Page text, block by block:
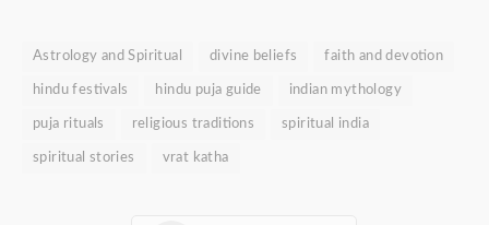
Astrology and Spiritual divine beliefs faith and devotion
hindu festivals hindu puja guide indian mythology
puja rituals religious traditions spiritual india
spiritual stories vrat katha